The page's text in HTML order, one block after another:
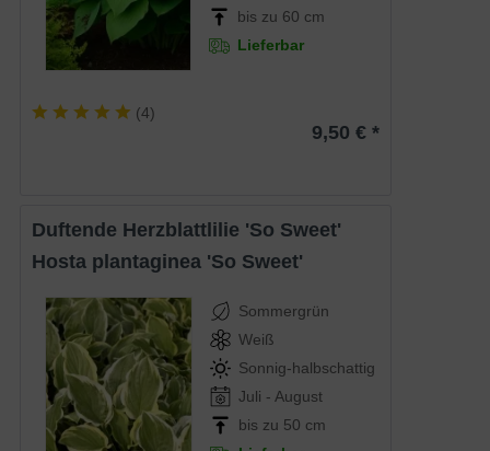
bis zu 60 cm
Lieferbar
(4)
9,50 € *
Duftende Herzblattlilie 'So Sweet'
Hosta plantaginea 'So Sweet'
Sommergrün
Weiß
Sonnig-halbschattig
Juli - August
bis zu 50 cm